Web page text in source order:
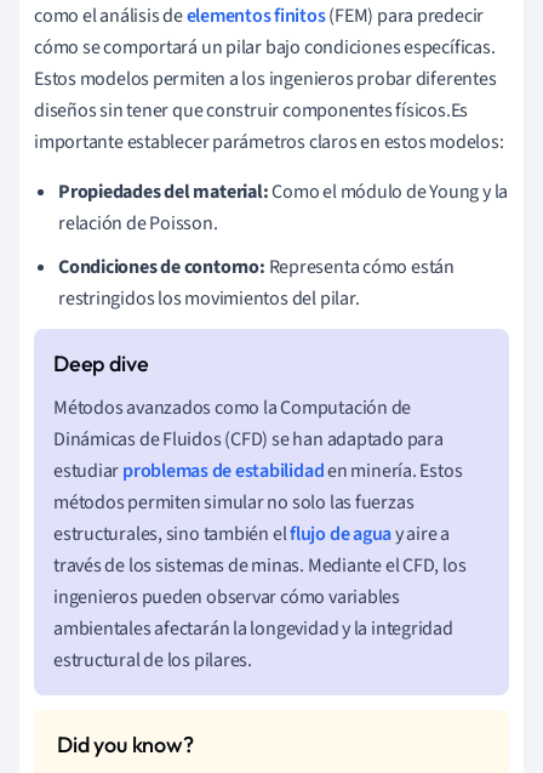
como el análisis deelementos finitos(FEM) para predecir
cómo se comportará un pilar bajo condiciones específicas.
Estos modelos permiten a los ingenieros probar diferentes
diseños sin tener que construir componentes físicos.Es
importante establecer parámetros claros en estos modelos:
Propiedades del material:Como el módulo de Young y la
relación de Poisson.
Condiciones de contorno: Representa cómo están
restringidos los movimientos del pilar.
Métodos avanzados como la Computación de
Dinámicas de Fluidos (CFD) se han adaptado para
estudiarproblemas de estabilidaden minería. Estos
métodos permiten simular no solo las fuerzas
estructurales, sino también elflujo de aguay aire a
través de los sistemas de minas. Mediante el CFD, los
ingenieros pueden observar cómo variables
ambientales afectarán la longevidad y la integridad
estructural de los pilares.